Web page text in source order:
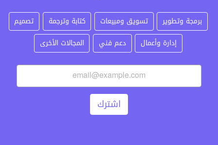
برمجة وتطوير تسويق ومبيعات كتابة وترجمة
تصميم
إدارة وأعمال
دعم فني المجالات الأخرى
اشترك